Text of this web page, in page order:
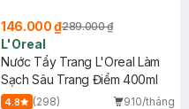
146.000 ₫289.000 ₫
L'Oreal
Nước Tẩy Trang L'Oreal Làm
Sạch Sâu Trang Điểm 400ml
4.8 (298)
910/tháng